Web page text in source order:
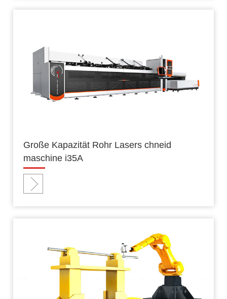
Große Kapazität Rohr Lasers chneid
maschine i35A